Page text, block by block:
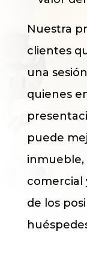
Nuestra
clientes
una
quienes
puede
inmueble,
comercial
de los